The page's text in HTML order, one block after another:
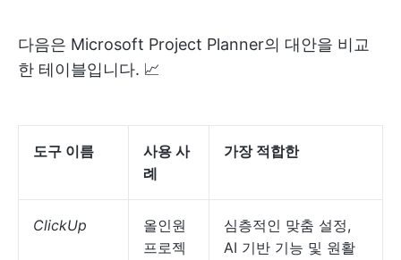
다음은 Microsoft Project Planner의 대안을 비교
한 테이블입니다. 📈
도구 이름
사용 사
례
가장 적합한
ClickUp
올인원
프로젝
심층적인 맞춤 설정,
AI 기반 기능 및 원활